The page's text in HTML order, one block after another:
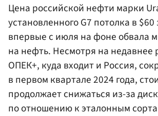
Цена российской нефти марки
установленного G7 потолка в
впервые с июля на фоне обвала
на нефть. Несмотря на недавнее
ОПЕК+, куда входит и Россия,
в первом квартале 2024 года,
продолжает снижаться из-за
по отношению к эталонным